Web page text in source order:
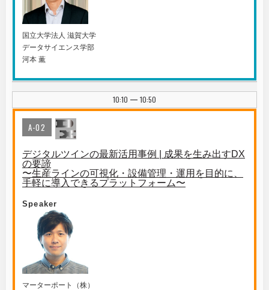
国⽴⼤学法⼈ 滋賀⼤学
データサイエンス学部
河本 薫
10:10 | 10:50
A-02
デジタルツインの最新活用事例 | 成果を生み出すDX
の要諦
〜生産ラインの可視化・設備管理・運用を目的に、
手軽に導入できるプラットフォーム〜
Speaker
マーターポート（株）